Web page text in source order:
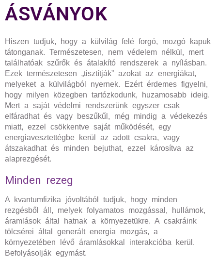
ÁSVÁNYOK
Hiszen tudjuk, hogy a külvilág felé forgó, mozgó kapuk
tátonganak. Természetesen, nem védelem nélkül, mert
találhatóak szűrők és átalakító rendszerek a nyílásban.
Ezek természetesen „tisztítják” azokat az energiákat,
melyeket a külvilágból nyernek. Ezért érdemes figyelni,
hogy milyen közegben tartózkodunk, huzamosabb ideig.
Mert a saját védelmi rendszerünk egyszer csak
elfáradhat és vagy beszűkűl, még mindig a védekezés
miatt, ezzel csökkentve saját működését, egy
energiavesztettégbe kerül az adott csakra, vagy
átszakadhat és minden bejuthat, ezzel károsítva az
alaprezgését.
Minden rezeg
A kvantumfizika jóvoltából tudjuk, hogy minden
rezgésből áll, melyek folyamatos mozgással, hullámok,
áramlások által hatnak a környezetükre. A csakráink
tölcsérei által generált energia mozgás, a
környezetében lévő áramlásokkal interakcióba kerül.
Befolyásolják egymást.